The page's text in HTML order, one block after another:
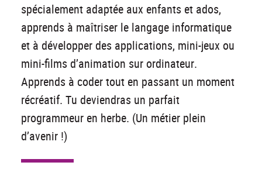
spécialement adaptée aux enfants et ados,
apprends à maîtriser le langage informatique
et à développer des applications, mini-jeux ou
mini-films d’animation sur ordinateur.
Apprends à coder tout en passant un moment
récréatif. Tu deviendras un parfait
programmeur en herbe. (Un métier plein
d’avenir !)